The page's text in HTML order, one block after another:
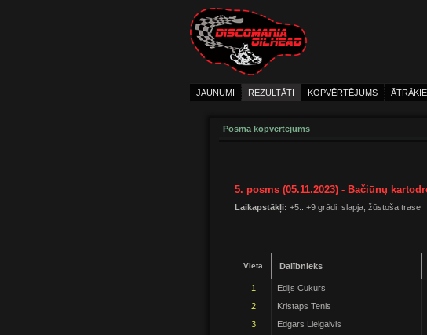
JAUNUMI REZULTĀTI KOPVĒRTĒJUMS ĀTRĀKIE
Posma kopvērtējums
5. posms (05.11.2023) - Bačiūnų
Laikapstākļi: +5...+9 grādi, slapja, žūstoša trase
Vieta Dalībnieks
1 Edijs Cukurs
2
Kristaps Tenis
3
Edgars Lielgalvis